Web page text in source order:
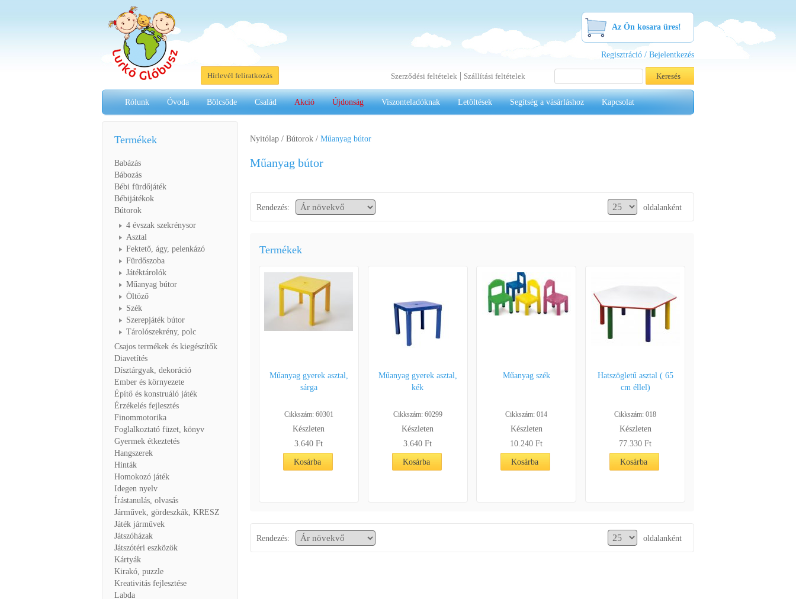
Az Ön kosara üres!
Regisztráció / Bejelentkezés
Hírlevél feliratkozás Szerződési feltételek | Szállítási feltételek
Rólunk Óvoda Bölcsőde Család Akció Újdonság Viszonteladóknak Letöltések Segítség a vásárláshoz Kapcsolat
Termékek
Babázás
Bábozás
Bébi fürdőjáték
Bébijátékok
Bútorok
4 évszak szekrénysor
Asztal
Fektető, ágy, pelenkázó
Fürdőszoba
Játéktárolók
Műanyag bútor
Öltöző
Szék
Szerepjáték bútor
Tárolószekrény, polc
Csajos termékek és kiegészítők
Diavetítés
Dísztárgyak, dekoráció
Ember és környezete
Építő és konstruáló játék
Érzékelés fejlesztés
Finommotorika
Foglalkoztató füzet, könyv
Gyermek étkeztetés
Hangszerek
Hinták
Homokozó játék
Idegen nyelv
Írástanulás, olvasás
Járművek, gördeszkák, KRESZ
Játék járművek
Játszóházak
Játszótéri eszközök
Kártyák
Kirakó, puzzle
Kreativitás fejlesztése
Labda
Nyitólap / Bútorok / Műanyag bútor
Műanyag bútor
Rendezés: oldalanként
Termékek
Műanyag gyerek asztal,
sárga
Cikkszám: 60301
Készleten
3.640 Ft
Kosárba
Műanyag gyerek asztal,
kék
Cikkszám: 60299
Készleten
3.640 Ft
Kosárba
Műanyag szék
Cikkszám: 014
Készleten
10.240 Ft
Kosárba
Hatszögletű asztal ( 65
cm éllel)
Cikkszám: 018
Készleten
77.330 Ft
Kosárba
Rendezés: oldalanként